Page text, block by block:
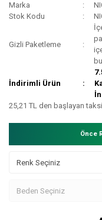
Marka
Stok Kodu
Gizli Paketleme
İndirimli Ürün
25,21 TL den başlayan
Önce